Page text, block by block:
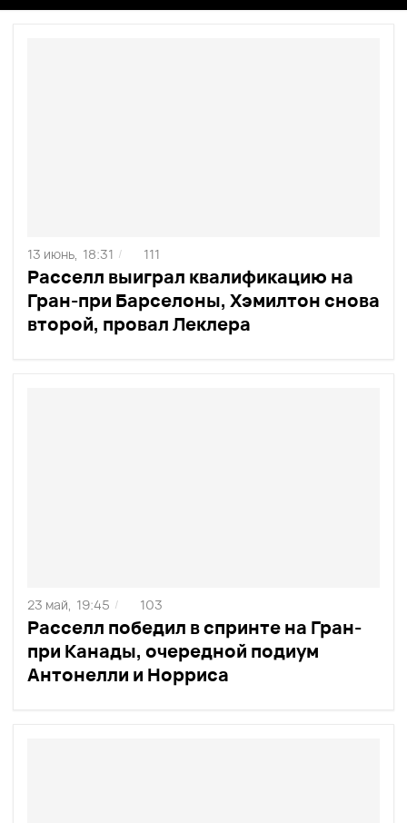
Расселл выиграл квалификацию на
Гран-при Барселоны, Хэмилтон снова
второй, провал Леклера
13 июнь, 18:31 / 111
Расселл победил в спринте на Гран-
при Канады, очередной подиум
Антонелли и Норриса
23 май, 19:45 / 103